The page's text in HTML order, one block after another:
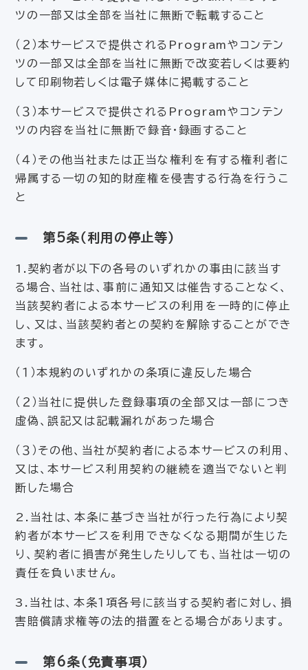
ツの一部又は全部を当社に無断で転載すること
（２）本サービスで提供されるProgramやコンテン
ツの一部又は全部を当社に無断で改変若しくは要約
して印刷物若しくは電子媒体に掲載すること
（３）本サービスで提供されるProgramやコンテン
ツの内容を当社に無断で録音・録画すること
（４）その他当社または正当な権利を有する権利者に
帰属する一切の知的財産権を侵害する行為を行うこ
と
第5条（利用の停止等）
1.契約者が以下の各号のいずれかの事由に該当す
る場合、当社は、事前に通知又は催告することなく、
当該契約者による本サービスの利用を一時的に停止
し、又は、当該契約者との契約を解除することができ
ます。
（１）本規約のいずれかの条項に違反した場合
（２）当社に提供した登録事項の全部又は一部につき
虚偽、誤記又は記載漏れがあった場合
（３）その他、当社が契約者による本サービスの利用、
又は、本サービス利用契約の継続を適当でないと判
断した場合
2.当社は、本条に基づき当社が行った行為により契
約者が本サービスを利用できなくなる期間が生じた
り、契約者に損害が発生したりしても、当社は一切の
責任を負いません。
3.当社は、本条１項各号に該当する契約者に対し、損
害賠償請求権等の法的措置をとる場合があります。
第6条（免責事項）